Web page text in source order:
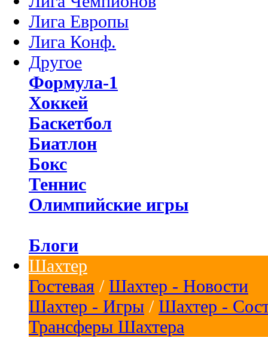
Лига Европы
Лига Конф.
Другое
Формула-1
Хоккей
Баскетбол
Биатлон
Бокс
Теннис
Олимпийские игры
Блоги
Шахтер
Гостевая / Шахтер - Новости
Шахтер - Игры / Шахтер -
Трансферы Шахтера